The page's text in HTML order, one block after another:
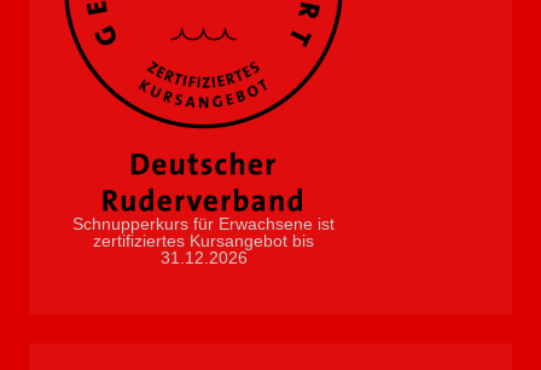
Schnupperkurs für Erwachsene ist
zertifiziertes Kursangebot bis
31.12.2026